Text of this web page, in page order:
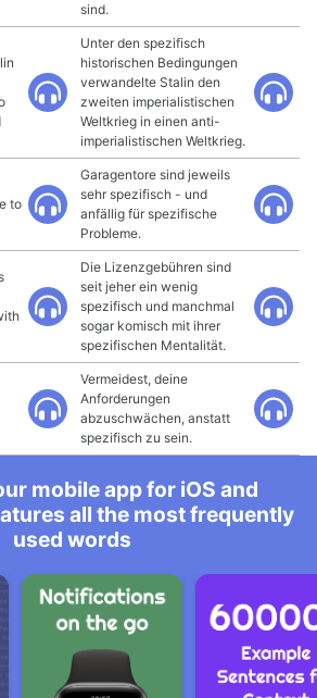
sind.
Unter den spezifisch
historischen Bedingungen
verwandelte Stalin den
zweiten imperialistischen
Weltkrieg in einen anti-
imperialistischen Weltkrieg.
to
Garagentore sind jeweils
sehr spezifisch - und
anfällig für spezifische
Probleme.
Die Lizenzgebühren sind
seit jeher ein wenig
spezifisch und manchmal
sogar komisch mit ihrer
spezifischen Mentalität.
Vermeidest, deine
Anforderungen
abzuschwächen, anstatt
spezifisch zu sein.
mobile app for iOS and
all the most frequently
used words